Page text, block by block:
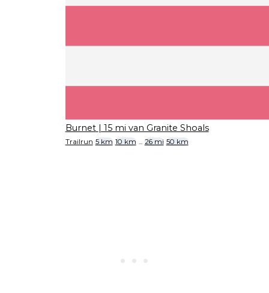
Burnet | 15 mi van Granite Shoals
Trailrun 5 km 10 km 26 mi 50 km